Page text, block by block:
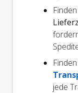
jede